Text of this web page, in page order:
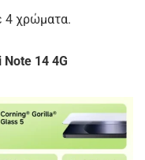
4 χρώματα.
Note 14 4G